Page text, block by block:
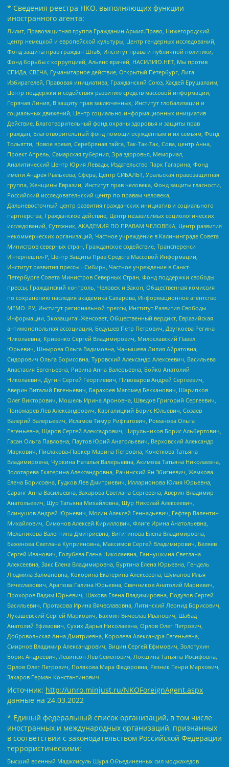
* Сведения реестра НКО, выполняющих функции
иностранного агента:
Лилит, Правозащитная группа Гражданин.Армия.Право, Нижегородский
центр немецкой и европейской культуры, Центр гендерных исследований,
Фонд защиты прав граждан Штаб, Институт права и публичной политики,
Фонд борьбы с коррупцией, Альянс врачей, НАСИЛИЮ.НЕТ, Мы против
СПИДа, СВЕЧА, Гуманитарное действие, Открытый Петербург, Лига
Избирателей, Правовая инициатива, Гражданский Союз, Хасдей Ерушалаим,
Центр поддержки и содействия развитию средств массовой информации,
Горячая Линия, В защиту прав заключенных, Институт глобализации и
социальных движений, Центр социально-информационных инициатив
Действие, Благотворительный фонд охраны здоровья и защиты прав
граждан, Благотворительный фонд помощи осужденным и их семьям, Фонд
Тольятти, Новое время, Серебряная тайга, Так-Так-Так, Сова, центр Анна,
Проект Апрель, Самарская губерния, Эра здоровья, Мемориал,
Аналитический Центр Юрия Левады, Издательство Парк Гагарина, Фонд
имени Андрея Рылькова, Сфера, Центр СИБАЛЬТ, Уральская правозащитная
группа, Женщины Евразии, Институт прав человека, Фонд защиты гласности,
Российский исследовательский центр по правам человека,
Дальневосточный центр развития гражданских инициатив и социального
партнерства, Гражданское действие, Центр независимых социологических
исследований, Сутяжник, АКАДЕМИЯ ПО ПРАВАМ ЧЕЛОВЕКА, Центр развития
некоммерческих организаций, Частное учреждение в Калининграде Совета
Министров северных стран, Гражданское содействие, Трансперенси
Интернешнл-Р, Центр Защиты Прав Средств Массовой Информации,
Институт развития прессы - Сибирь, Частное учреждение в Санкт-
Петербурге Совета Министров Северных Стран, Фонд поддержки свободы
прессы, Гражданский контроль, Человек и Закон, Общественная комиссия
по сохранению наследия академика Сахарова, Информационное агентство
МЕМО. РУ, Институт региональной прессы, Институт Развития Свободы
Информации, Экозащита!-Женсовет, Общественный вердикт, Евразийская
антимонопольная ассоциация, Бедушев Петр Петрович, Дзугкоева Регина
Николаевна, Кривенко Сергей Владимирович, Милославский Павел
Юрьевич, Шнырова Ольга Вадимовна, Чанышева Лилия Айратовна,
Сидорович Ольга Борисовна, Туровский Александр Алексеевич, Васильева
Анастасия Евгеньевна, Ривина Анна Валерьевна, Бойко Анатолий
Николаевич, Дугин Сергей Георгиевич, Пивоваров Андрей Сергеевич,
Аверин Виталий Евгеньевич, Барахоев Магомед Бекханович, Шарипков
Олег Викторович, Мошель Ирина Ароновна, Шведов Григорий Сергеевич,
Пономарев Лев Александрович, Каргалицкий Борис Юльевич, Созаев
Валерий Валерьевич, Исламов Тимур Рифгатович, Романова Ольга
Евгеньевна, Щаров Сергей Алексадрович, Цирульников Борис Альбертович,
Гасан Ольга Павловна, Паутов Юрий Анатольевич, Верховский Александр
Маркович, Пислакова-Паркер Марина Петровна, Кочеткова Татьяна
Владимировна, Чуркина Наталья Валерьевна, Акимова Татьяна Николаевна,
Золотарева Екатерина Александровна, Рачинский Ян Збигневич, Жемкова
Елена Борисовна, Гудков Лев Дмитриевич, Илларионова Юлия Юрьевна,
Саранг Анна Васильевна, Захарова Светлана Сергеевна, Аверин Владимир
Анатольевич, Щур Татьяна Михайловна, Щур Николай Алексеевич,
Блинушов Андрей Юрьевич, Мосин Алексей Геннадьевич, Гефтер Валентин
Михайлович, Симонов Алексей Кириллович, Флиге Ирина Анатольевна,
Мельникова Валентина Дмитриевна, Вититинова Елена Владимировна,
Баженова Светлана Куприяновна, Максимов Сергей Владимирович, Беляев
Сергей Иванович, Голубева Елена Николаевна, Ганнушкина Светлана
Алексеевна, Закс Елена Владимировна, Буртина Елена Юрьевна, Гендель
Людмила Залмановна, Кокорина Екатерина Алексеевна, Шуманов Илья
Вячеславович, Арапова Галина Юрьевна, Свечников Анатолий Мариевич,
Прохоров Вадим Юрьевич, Шахова Елена Владимировна, Подузов Сергей
Васильевич, Протасова Ирина Вячеславовна, Литинский Леонид Борисович,
Лукашевский Сергей Маркович, Бахмин Вячеслав Иванович, Шабад
Анатолий Ефимович, Сухих Дарья Николаевна, Орлов Олег Петрович,
Добровольская Анна Дмитриевна, Королева Александра Евгеньевна,
Смирнов Владимир Александрович, Вицин Сергей Ефимович, Золотухин
Борис Андреевич, Левинсон Лев Семенович, Локшина Татьяна Иосифовна,
Орлов Олег Петрович, Полякова Мара Федоровна, Резник Генри Маркович,
Захаров Герман Константинович
Источник: http://unro.minjust.ru/NKOForeignAgent.aspx
данные на 24.03.2022
* Единый федеральный список организаций, в том числе
иностранных и международных организаций, признанных
в соответствии с законодательством Российской Федерации
террористическими:
Высший военный Маджлисуль Шура Объединенных сил моджахедов